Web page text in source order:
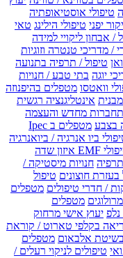
טיפולי אוסטיאופתיה
יפני טיפולי הילינג טאי
/ אבחון ליקויי למידה
/ מדריכי טנטרה וזוגיות
טיפול / תרפיה בתנועה
יוגה בתי טבע / חנויות
וואטסו מטפלים בהיפנוזה
אינטליגנציה רגשית
מחדש והעצמה
בצבע
מטפלים ב Ipec
ביו אנרגיה / ביואנרגיה
טיפולי EMF איזון שדה
חנויות מיסטיקה /
בעזרת חוצונים טיפול
/ חדרי טיפולים מטפלים
מטפלים
יעוץ אישי מרחוק
בקלפי טארוט / קוראת
אלבאום מטפלים
טיפולים לניקוי רעלים /